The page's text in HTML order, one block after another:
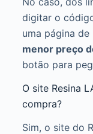
digitar o
uma página
menor preço
botão para
O site Resina
compra?
Sim, o site do